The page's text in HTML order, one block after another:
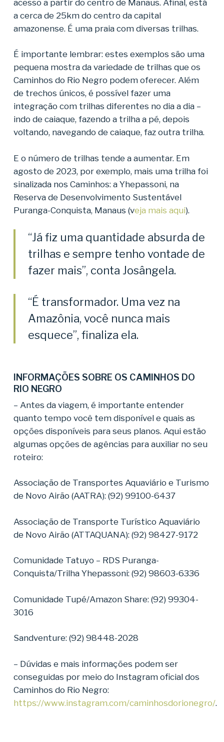
acesso a partir do centro de Manaus. Afinal, está
a cerca de 25km do centro da capital
amazonense. É uma praia com diversas trilhas.
É importante lembrar: estes exemplos são uma
pequena mostra da variedade de trilhas que os
Caminhos do Rio Negro podem oferecer. Além
de trechos únicos, é possível fazer uma
integração com trilhas diferentes no dia a dia –
indo de caiaque, fazendo a trilha a pé, depois
voltando, navegando de caiaque, faz outra trilha.
E o número de trilhas tende a aumentar. Em
agosto de 2023, por exemplo, mais uma trilha foi
sinalizada nos Caminhos: a Yhepassoni, na
Reserva de Desenvolvimento Sustentável
Puranga-Conquista, Manaus (veja mais aqui).
“Já fiz uma quantidade absurda de
trilhas e sempre tenho vontade de
fazer mais”, conta Josângela.
“É transformador. Uma vez na
Amazônia, você nunca mais
esquece”, finaliza ela.
INFORMAÇÕES SOBRE OS CAMINHOS DO
RIO NEGRO
– Antes da viagem, é importante entender
quanto tempo você tem disponível e quais as
opções disponíveis para seus planos. Aqui estão
algumas opções de agências para auxiliar no seu
roteiro:
Associação de Transportes Aquaviário e Turismo
de Novo Airão (AATRA): (92) 99100-6437
Associação de Transporte Turístico Aquaviário
de Novo Airão (ATTAQUANA): (92) 98427-9172
Comunidade Tatuyo – RDS Puranga-
Conquista/Trilha Yhepassoni: (92) 98603-6336
Comunidade Tupé/Amazon Share: (92) 99304-
3016
Sandventure: (92) 98448-2028
– Dúvidas e mais informações podem ser
conseguidas por meio do Instagram oficial dos
Caminhos do Rio Negro:
https://www.instagram.com/caminhosdorionegro/.